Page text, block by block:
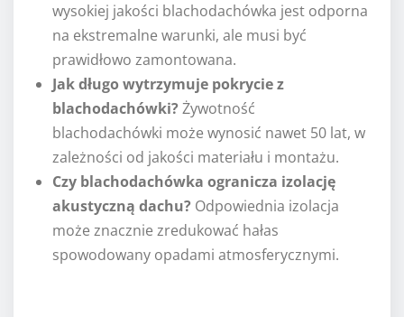
wysokiej jakości blachodachówka jest odporna
na ekstremalne warunki, ale musi być
prawidłowo zamontowana.
Jak długo wytrzymuje pokrycie z
blachodachówki? Żywotność
blachodachówki może wynosić nawet 50 lat, w
zależności od jakości materiału i montażu.
Czy blachodachówka ogranicza izolację
akustyczną dachu? Odpowiednia izolacja
może znacznie zredukować hałas
spowodowany opadami atmosferycznymi.